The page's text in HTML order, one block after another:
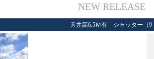
NEW RELEASE
天井高6.5Ｍ有 シャッター（9